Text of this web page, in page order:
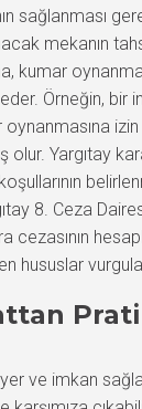
sağlanması
mekanın
kumar
Örneğin, bir
oynanmasına
Yargıtay
8. Ceza
cezasının
hususlar
ve imkan